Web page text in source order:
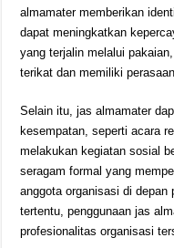
almamater memberikan
dapat meningkatkan
yang terjalin melalui
terikat dan memiliki
Selain itu, jas almamater
kesempatan, seperti acara
melakukan kegiatan sosial
seragam formal yang
anggota organisasi di depan
tertentu, penggunaan jas
profesionalitas organisasi